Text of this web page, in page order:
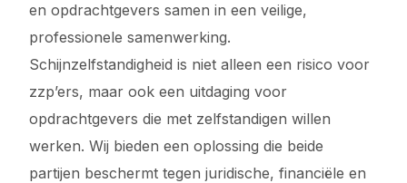
en opdrachtgevers samen in een veilige,
professionele samenwerking.
Schijnzelfstandigheid is niet alleen een risico voor
zzp’ers, maar ook een uitdaging voor
opdrachtgevers die met zelfstandigen willen
werken. Wij bieden een oplossing die beide
partijen beschermt tegen juridische, financiële en